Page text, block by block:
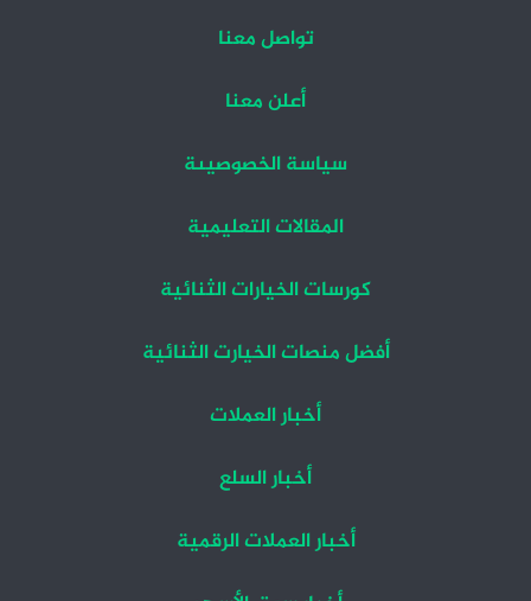
تواصل معنا
أعلن معنا
سياسة الخصوصيىة
المقالات التعليمية
كورسات الخيارات الثنائية
أفضل منصات الخيارت الثنائية
أخبار العملات
أخبار السلع
أخبار العملات الرقمية